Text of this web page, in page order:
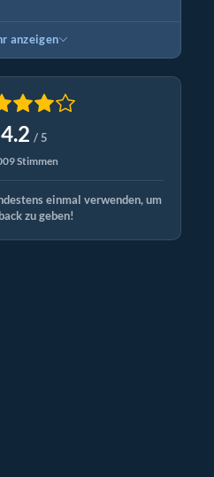
anzeigen
4.2 / 5
Stimmen
einmal verwenden, um
zu geben!